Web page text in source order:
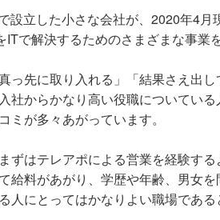
設立した小さな会社が、2020年4月
で解決するためのさまざまな事業
っ先に取り入れる」「結果さえ出
社からかなり高い役職についてい
ミが多々あがっています。
ずはテレアポによる営業を経験す
給料があがり、学歴や年齢、男女
人にとってはかなりよい職場である